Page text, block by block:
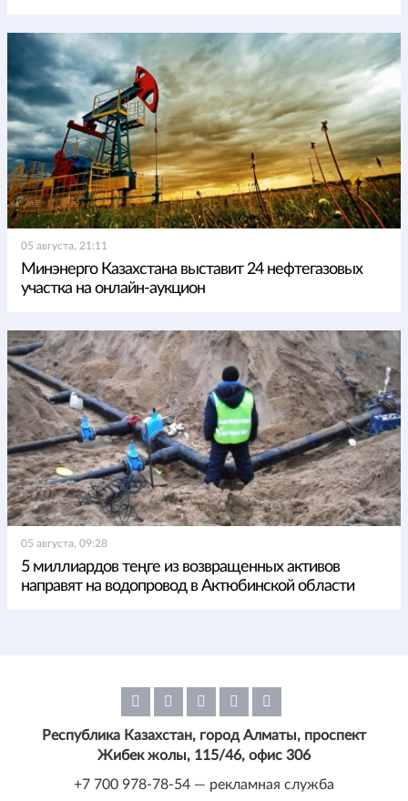
05 августа, 21:11
Минэнерго Казахстана выставит 24 нефтегазовых
участка на онлайн-аукцион
05 августа, 09:28
5 миллиардов теңге из возвращенных активов
направят на водопровод в Актюбинской области
Республика Казахстан, город Алматы, проспект
Жибек жолы, 115/46, офис 306
+7 700 978-78-54 — рекламная служба